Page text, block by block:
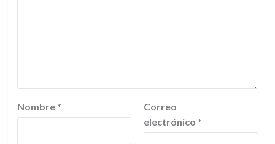
Nombre *
Correo
electrónico *